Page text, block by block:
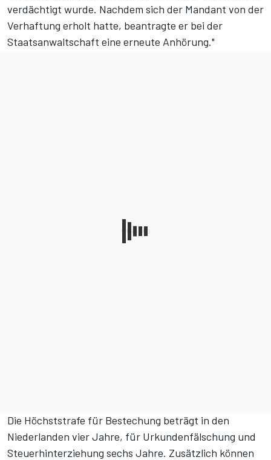
verdächtigt wurde. Nachdem sich der Mandant von der
Verhaftung erholt hatte, beantragte er bei der
Staatsanwaltschaft eine erneute Anhörung."
Die Höchststrafe für Bestechung beträgt in den
Niederlanden vier Jahre, für Urkundenfälschung und
Steuerhinterziehung sechs Jahre. Zusätzlich können